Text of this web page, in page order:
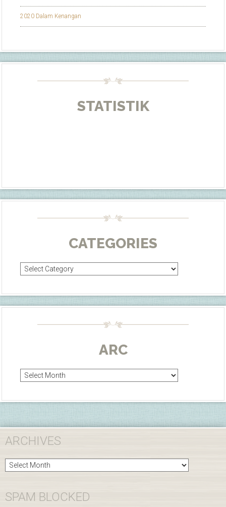
2020 Dalam Kenangan
STATISTIK
CATEGORIES
Categories
ARC
Arc
ARCHIVES
Archives
SPAM BLOCKED